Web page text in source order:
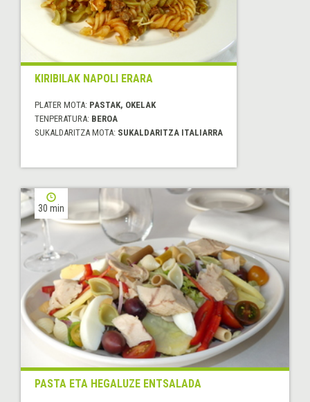
KIRIBILAK NAPOLI ERARA
PLATER MOTA: PASTAK, OKELAK
TENPERATURA: BEROA
SUKALDARITZA MOTA: SUKALDARITZA ITALIARRA
30 min
PASTA ETA HEGALUZE ENTSALADA